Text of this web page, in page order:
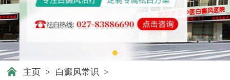
主页 > 白癜风常识 >